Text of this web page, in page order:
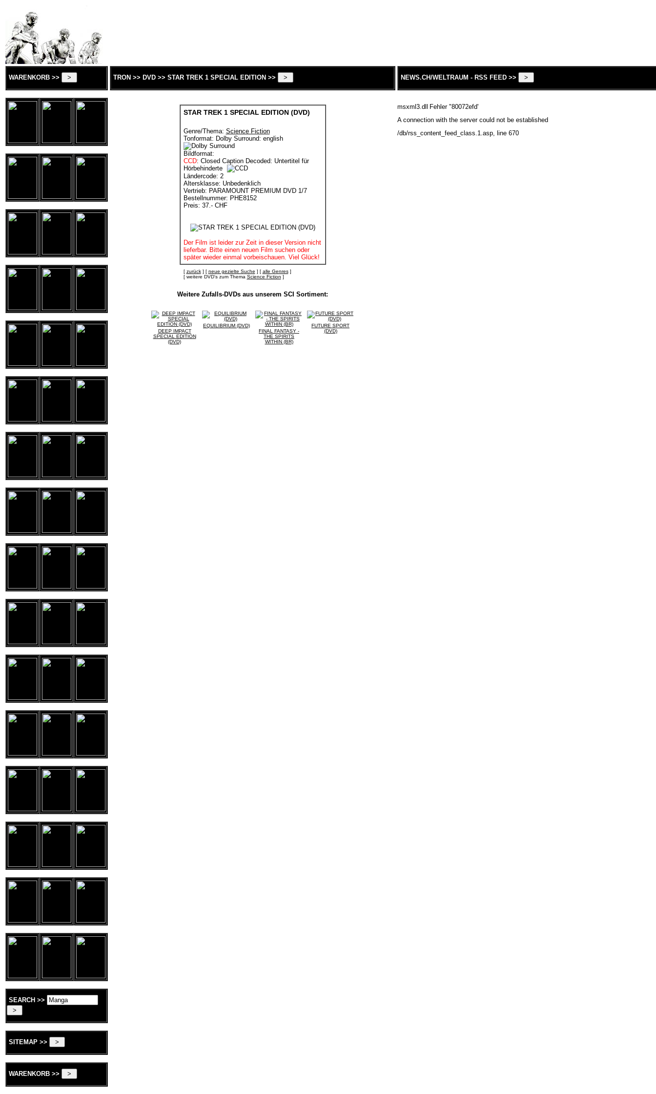
WARENKORB >>
SEARCH >>
SITEMAP >>
WARENKORB >>
TRON >> DVD >> STAR TREK 1 SPECIAL EDITION >>
STAR TREK 1 SPECIAL EDITION (DVD)
Genre/Thema: Science Fiction
Tonformat: Dolby Surround: english
Bildformat:
CCD: Closed Caption Decoded: Untertitel für
Hörbehinderte
Ländercode: 2
Altersklasse: Unbedenklich
Vertrieb: PARAMOUNT PREMIUM DVD 1/7
Bestellnummer: PHE8152
Preis: 37.- CHF
Der Film ist leider zur Zeit in dieser Version nicht
lieferbar. Bitte einen neuen Film suchen oder
später wieder einmal vorbeischauen. Viel Glück!
[ zurück] [ neue gezielte Suche ] [ alle Genres]
[ weitere DVD's zum Thema Science Fiction ]
Weitere Zufalls-DVDs aus unserem SCI Sortiment:
DEEP IMPACT
SPECIAL EDITION
(DVD)
EQUILIBRIUM (DVD)
FINAL FANTASY -
THE SPIRITS
WITHIN (BR)
FUTURE SPORT
(DVD)
NEWS.CH/WELTRAUM - RSS FEED >>
msxml3.dll
Fehler "80072efd'
A connection with the server could not be established
/db/rss_content_feed_class.1.asp, line 670